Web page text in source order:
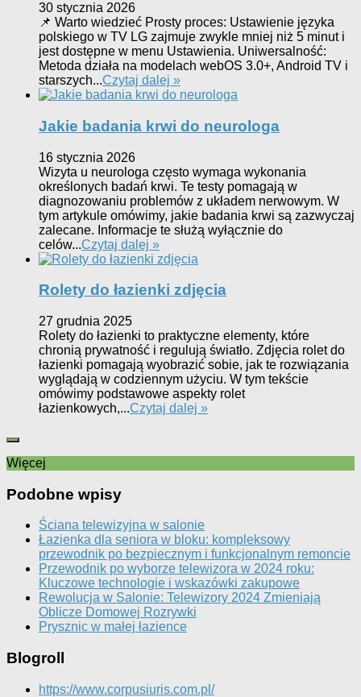
30 stycznia 2026
📌 Warto wiedzieć Prosty proces: Ustawienie języka
polskiego w TV LG zajmuje zwykle mniej niż 5 minut i
jest dostępne w menu Ustawienia. Uniwersalność:
Metoda działa na modelach webOS 3.0+, Android TV i
starszych...Czytaj dalej »
Jakie badania krwi do neurologa
16 stycznia 2026
Wizyta u neurologa często wymaga wykonania
określonych badań krwi. Te testy pomagają w
diagnozowaniu problemów z układem nerwowym. W
tym artykule omówimy, jakie badania krwi są zazwyczaj
zalecane. Informacje te służą wyłącznie do
celów...Czytaj dalej »
Rolety do łazienki zdjęcia
27 grudnia 2025
Rolety do łazienki to praktyczne elementy, które
chronią prywatność i regulują światło. Zdjęcia rolet do
łazienki pomagają wyobrazić sobie, jak te rozwiązania
wyglądają w codziennym użyciu. W tym tekście
omówimy podstawowe aspekty rolet
łazienkowych,...Czytaj dalej »
Więcej
Podobne wpisy
Ściana telewizyjna w salonie
Łazienka dla seniora w bloku: kompleksowy
przewodnik po bezpiecznym i funkcjonalnym remoncie
Przewodnik po wyborze telewizora w 2024 roku:
Kluczowe technologie i wskazówki zakupowe
Rewolucja w Salonie: Telewizory 2024 Zmieniają
Oblicze Domowej Rozrywki
Prysznic w małej łazience
Blogroll
https://www.corpusiuris.com.pl/